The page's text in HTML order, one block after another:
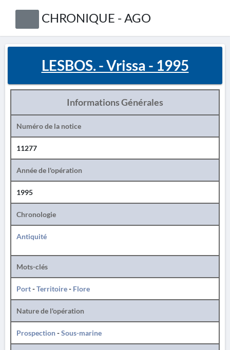
CHRONIQUE - AGO
LESBOS. - Vrissa - 1995
Informations Générales
Numéro de la notice
11277
Année de l'opération
1995
Chronologie
Antiquité
Mots-clés
Port-Territoire- Flore
Nature de l'opération
Prospection-Sous-marine